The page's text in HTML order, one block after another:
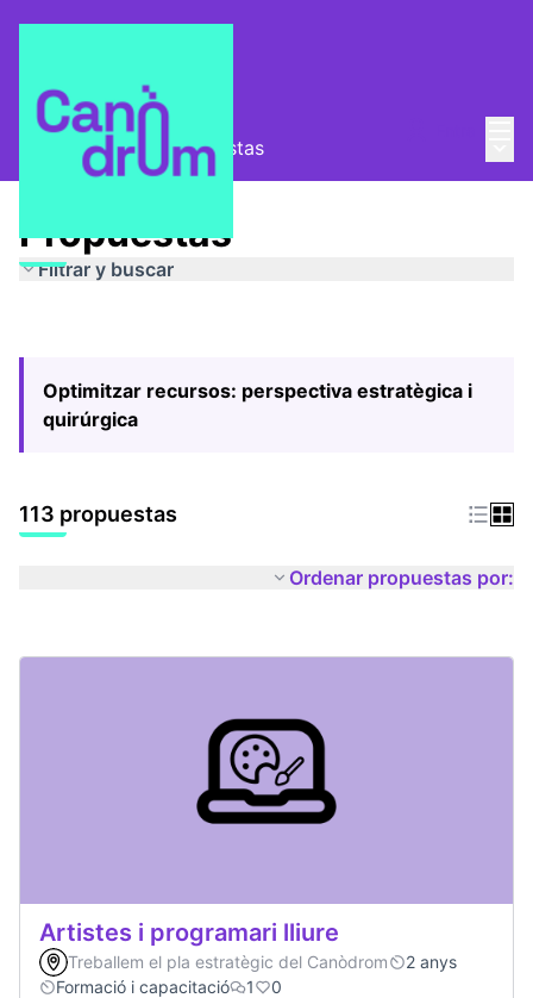
Pla Estratègic Propuestas
Propuestas
Filtrar y buscar
Optimitzar recursos: perspectiva estratègica i
quirúrgica
113 propuestas
Ordenar propuestas por:
Artistes i programari lliure
Treballem el pla estratègic del Canòdrom
2 anys
Formació i capacitació
1 0